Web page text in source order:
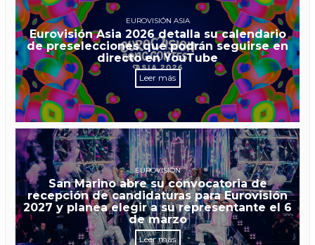
EUROVISIÓN ASIA
Eurovisión Asia 2026 detalla su calendario
de preselecciones que podrán seguirse en
directo en YouTube
Leer más
EUROVISIÓN
San Marino abre su convocatoria de
recepción de candidaturas para Eurovisión
2027 y planea elegir a su representante el 6
de marzo
Leer más